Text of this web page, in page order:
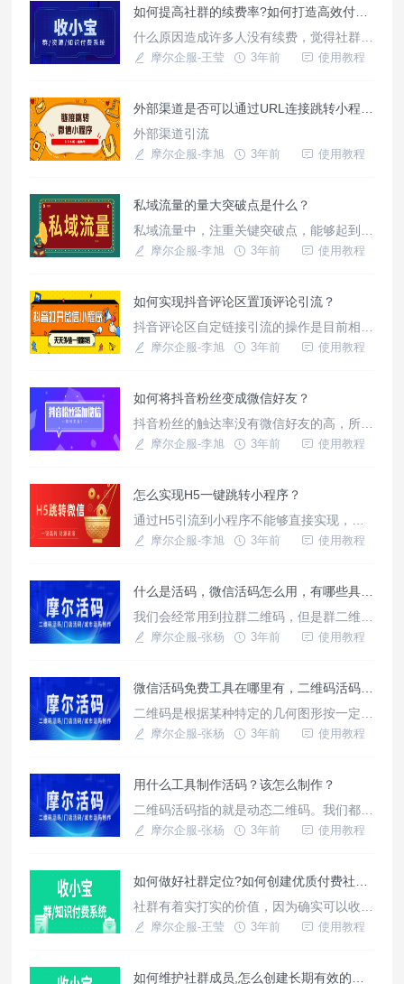
因为付费本身已经帮你做了一些人群的筛
选，且帮你聚集了这么多同频的人在一起。
学会充分利用社群的价值,有很多人加入资
源型的付费社群比较多，尤其是老板、
什么原因造成许多人没有续费，觉得社群不
好、被割韭菜了?很重要的一点就是没有拿
摩尔企服-王莹 3年前 使用教程
外部渠道引流
摩尔企服-李旭 3年前 使用教程
私域流量的量大突破点是什么？
私域流量中，注重关键突破点，能够起到事
半功倍的效果！
摩尔企服-李旭 3年前 使用教程
如何实现抖音评论区置顶评论引流？
抖音评论区自定链接引流的操作是目前相对
合规的一种抖音引流策略，能够将抖音中的
摩尔企服-李旭 3年前 使用教程
如何将抖音粉丝变成微信好友？
抖音粉丝的触达率没有微信好友的高，所以
很多操盘手在做私域的时候，依旧需要将抖
摩尔企服-李旭 3年前 使用教程
怎么实现H5一键跳转小程序？
通过H5引流到小程序不能够直接实现，想
要实现这样的效果，就需要借助于摩尔企服
摩尔企服-李旭 3年前 使用教程
我们会经常用到拉群二维码，但是群二维码
存在7天失效的问题，如不能及时维护，会
摩尔企服-张杨 3年前 使用教程
二维码是根据某种特定的几何图形按一定规
律形成的一个记录数据符号信息的图片，将
易于传播的特点，重点是免费。与手机的结
合使二维码得到更为广泛的应用，只要使用
带有摄像功能的手机作为一种图形输入设备
即可实现二维码的扫描，进行产品、网
摩尔企服-张杨 3年前 使用教程
用什么工具制作活码？该怎么制作？
二维码活码指的就是动态二维码。我们都知
道扫描一个正常的二维码后会跳出一个信息
且二维码本身不需要进行更换，那么这个二
维码就是动态二维码。简单来说，动态二维
码扫码后的内容是可以发生改变的，而静态
二维码扫描后的内容无法更改。
摩尔企服-张杨 3年前 使用教程
社群有着实打实的价值，因为确实可以收集
到非常丰富的资料,节省了用户不少的时间
摩尔企服-王莹 3年前 使用教程